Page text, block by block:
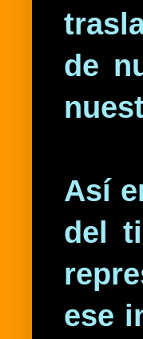
de
Así
del
ese